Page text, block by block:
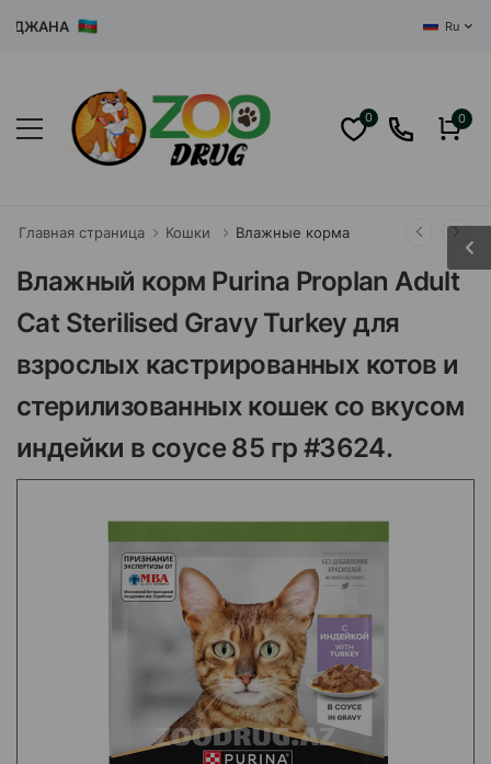
Ru
0 0
Главная страница Кошки Влажные корма
Влажный корм Purina Proplan Adult
Cat Sterilised Gravy Turkey для
взрослых кастрированных котов и
стерилизованных кошек со вкусом
индейки в соусе 85 гр #3624.